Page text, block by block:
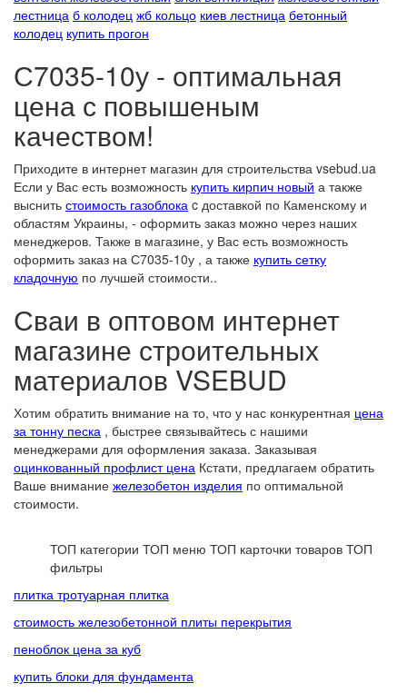
лестница б колодец жб кольцо киев лестница бетонный
колодец купить прогон
С7035-10у - оптимальная
цена с повышеным
качеством!
Приходите в интернет магазин для строительства vsebud.ua
Если у Вас есть возможность купить кирпич новый а также
выснить стоимость газоблока c доставкой по Каменскому и
областям Украины, - оформить заказ можно через наших
менеджеров. Также в магазине, у Вас есть возможность
оформить заказ на С7035-10у , а также купить сетку
кладочную по лучшей стоимости..
Сваи в оптовом интернет
магазине строительных
материалов VSEBUD
Хотим обратить внимание на то, что у нас конкурентная цена
за тонну песка , быстрее связывайтесь с нашими
менеджерами для оформления заказа. Заказывая
оцинкованный профлист цена Кстати, предлагаем обратить
Ваше внимание железобетон изделия по оптимальной
стоимости.
ТОП категории ТОП меню ТОП карточки товаров ТОП
фильтры
плитка тротуарная плитка
стоимость железобетонной плиты перекрытия
пеноблок цена за куб
купить блоки для фундамента